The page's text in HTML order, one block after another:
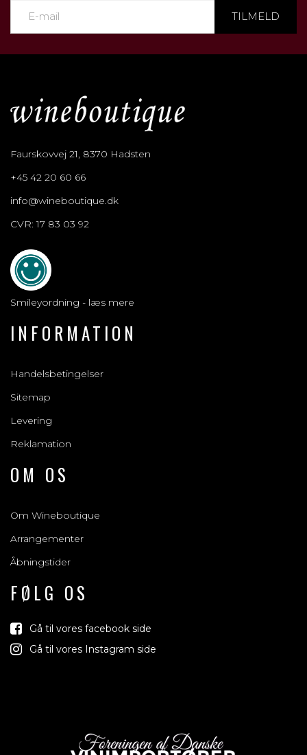
TILMELD
Faurskovvej 21, 8370 Hadsten
+45 42 20 60 66
info@wineboutique.dk
CVR: 17 83 03 92
Smileyordning - læs mere
INFORMATION
Handelsbetingelser
Sitemap
Levering
Reklamation
OM OS
Om Wineboutique
Arrangementer
Åbningstider
FØLG OS
Gå til vores facebook side
Gå til vores Instagram side